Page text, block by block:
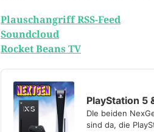
Plauschangriff RSS-Feed
Soundcloud
Rocket Beans TV
Audio
Player
PlayStation 5
DIe beiden
sind da, die